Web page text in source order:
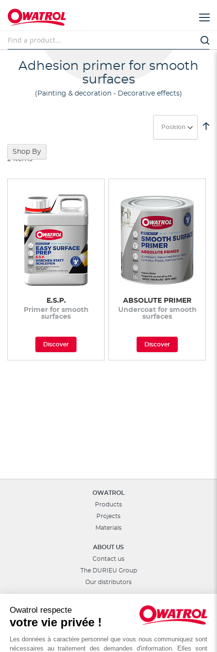
Owatrol respecte
votre vie privée !
Les données à caractère personnel que vous nous communiquez sont
nécessaires au traitement des demandes d'information. Elles sont
Adhesion primer for smooth
surfaces
Painting & decoration - Decorative effects
2Items
E.S.P.
Primer for smooth
surfaces
Discover
ABSOLUTE PRIMER
Undercoat for smooth
surfaces
Discover
Shop By
OWATROL
Products
Projects
Materials
ABOUT US
Contact us
The DURIEU Group
Our distributors